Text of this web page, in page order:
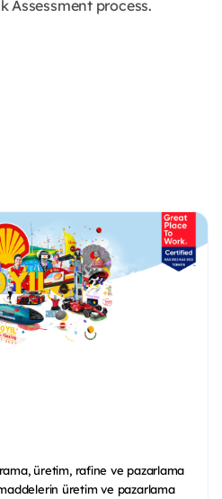
Assessment process.
üretim, rafine ve pazarlama
üretim ve pazarlama